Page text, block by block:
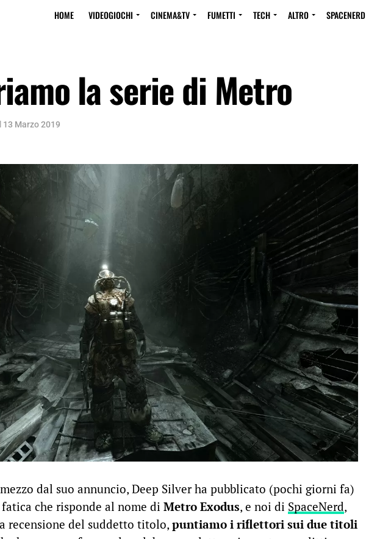
HOME VIDEOGIOCHI CINEMA&TV FUMETTI TECH ALTRO SPACENERD
la serie di Metro
13 Marzo 2019
dal suo annuncio, Deep Silver ha pubblicato (pochi giorni fa)
che risponde al nome di Metro Exodus, e noi di SpaceNerd,
recensione del suddetto titolo, puntiamo i riflettori sui due titoli